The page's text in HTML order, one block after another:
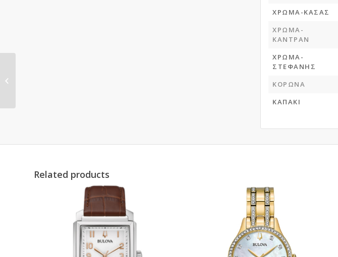
ΧΡΩΜΑ-ΚΑΣΑΣ
ΧΡΩΜΑ-
ΚΑΝΤΡΑΝ
ΧΡΩΜΑ-
ΣΤΕΦΑΝΗΣ
ΚΟΡΩΝΑ
ΚΑΠΑΚΙ
Related products